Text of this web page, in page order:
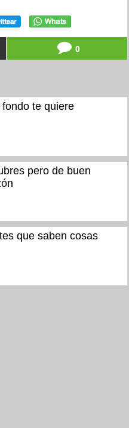
0
fondo te quiere
pero de buen
que saben cosas